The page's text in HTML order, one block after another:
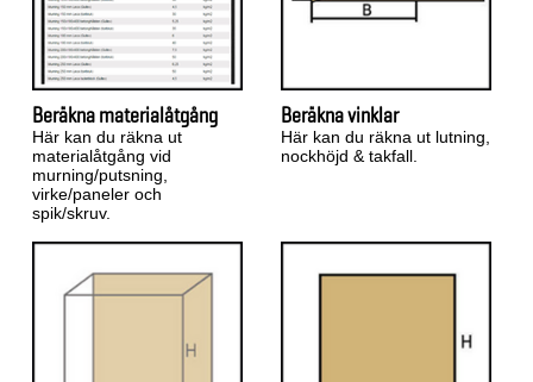
Beräkna materialåtgång
Här kan du räkna ut
materialåtgång vid
murning/putsning,
virke/paneler och
spik/skruv.
Beräkna vinklar
Här kan du räkna ut lutning,
nockhöjd & takfall.